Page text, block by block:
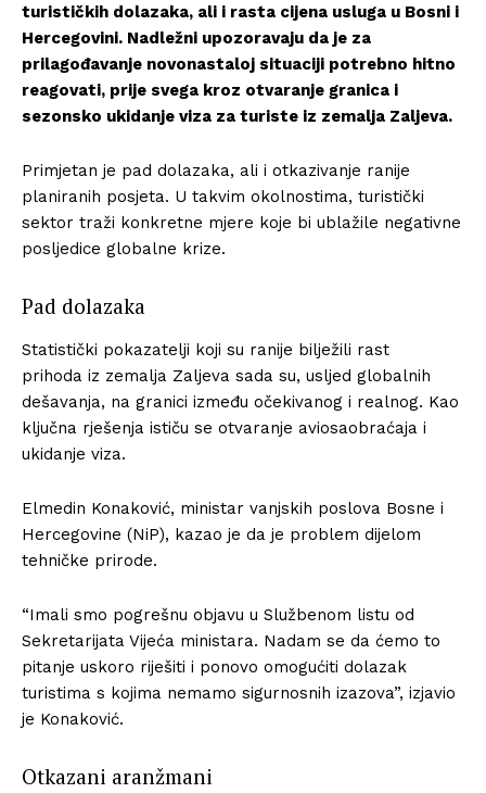
turističkih dolazaka, ali i rasta cijena usluga u Bosni i
Hercegovini. Nadležni upozoravaju da je za
prilagođavanje novonastaloj situaciji potrebno hitno
reagovati, prije svega kroz otvaranje granica i
sezonsko ukidanje viza za turiste iz zemalja Zaljeva.
Primjetan je pad dolazaka, ali i otkazivanje ranije
planiranih posjeta. U takvim okolnostima, turistički
sektor traži konkretne mjere koje bi ublažile negativne
posljedice globalne krize.
Pad dolazaka
Statistički pokazatelji koji su ranije bilježili rast
prihoda iz zemalja Zaljeva sada su, usljed globalnih
dešavanja, na granici između očekivanog i realnog. Kao
ključna rješenja ističu se otvaranje aviosaobraćaja i
ukidanje viza.
Elmedin Konaković, ministar vanjskih poslova Bosne i
Hercegovine (NiP), kazao je da je problem dijelom
tehničke prirode.
“Imali smo pogrešnu objavu u Službenom listu od
Sekretarijata Vijeća ministara. Nadam se da ćemo to
pitanje uskoro riješiti i ponovo omogućiti dolazak
turistima s kojima nemamo sigurnosnih izazova”, izjavio
je Konaković.
Otkazani aranžmani